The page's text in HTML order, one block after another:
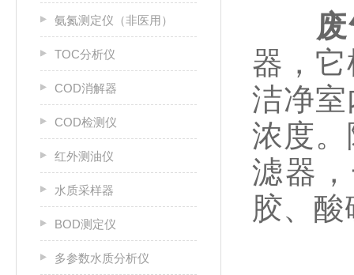
氨氮测定仪（非医用）
TOC分析仪
COD消解器
COD检测仪
红外测油仪
水质采样器
BOD测定仪
多参数水质分析仪
器，
洁净
浓度
滤器
胶、